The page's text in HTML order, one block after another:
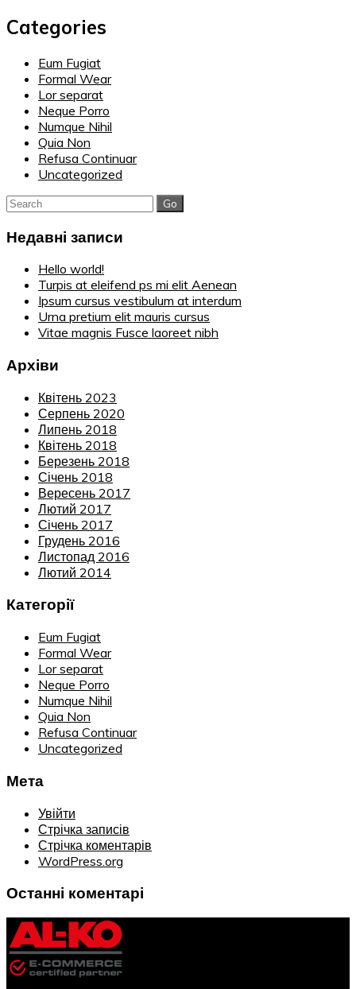
Categories
Eum Fugiat
Formal Wear
Lor separat
Neque Porro
Numque Nihil
Quia Non
Refusa Continuar
Uncategorized
Search
for:
Недавні записи
Hello world!
Turpis at eleifend ps mi elit Aenean
Ipsum cursus vestibulum at interdum
Urna pretium elit mauris cursus
Vitae magnis Fusce laoreet nibh
Архіви
Квітень 2023
Серпень 2020
Липень 2018
Квітень 2018
Березень 2018
Січень 2018
Вересень 2017
Лютий 2017
Січень 2017
Грудень 2016
Листопад 2016
Лютий 2014
Категорії
Eum Fugiat
Formal Wear
Lor separat
Neque Porro
Numque Nihil
Quia Non
Refusa Continuar
Uncategorized
Мета
Увійти
Стрічка записів
Стрічка коментарів
WordPress.org
Останні коментарі